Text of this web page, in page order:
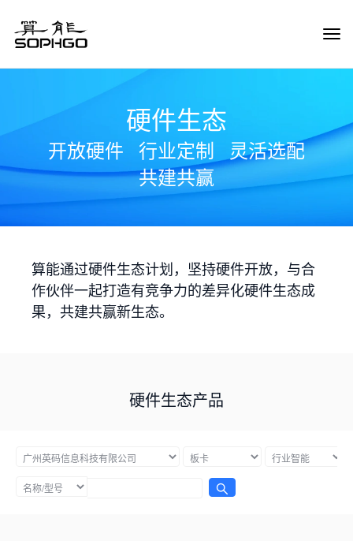
硬件生态
开放硬件 行业定制
灵活选配
共建共赢
算能通过硬件生态计划，坚持硬件开放，与合
作伙伴一起打造有竞争力的差异化硬件生态成
果，共建共赢新生态。
硬件生态产品